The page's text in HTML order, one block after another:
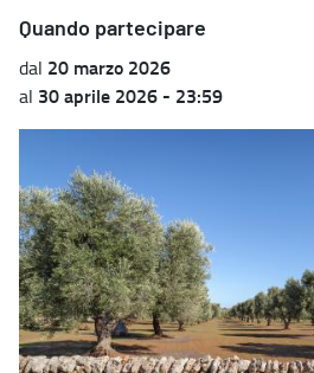
Quando partecipare
dal 20 marzo 2026
al 30 aprile 2026 - 23:59